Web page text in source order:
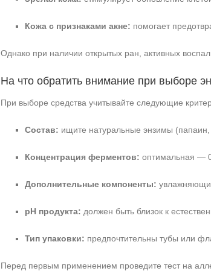
Кожа с признаками акне: помогает
Однако при наличии открытых ран, активных
На что обратить внимание при выборе
При выборе средства учитывайте следующие
Состав: ищите натуральные энзимы (папаин,
Концентрация ферментов: оптимальная —
Дополнительные компоненты:
pH продукта: должен быть близок к
Тип упаковки: предпочтительны тубы или
Перед первым применением проведите тест на